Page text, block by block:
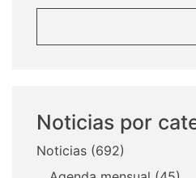
Noticias por
Noticias (692)